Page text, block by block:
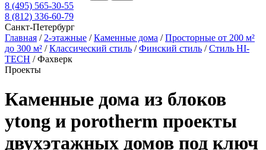
8 (495) 565-30-55
8 (812) 336-60-79
Санкт-Петербург
Главная / 2-этажные /Каменные дома /Просторные от 200 м²
до 300 м² /Классический стиль /Финский стиль /Стиль HI-
TECH /Фахверк
Проекты
Каменные дома из блоков
ytong и porotherm проекты
двухэтажных домов под ключ